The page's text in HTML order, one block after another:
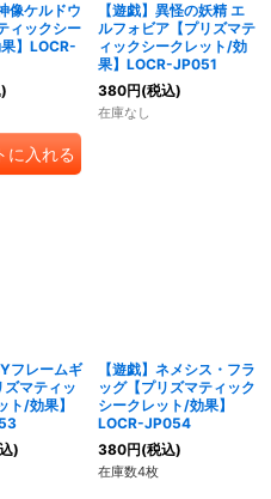
像ケルドウ
ィックシー
】LOCR-
に入れる
【遊戯】異怪の妖精 エ
ルフォビア【プリズマテ
ィックシークレット/効
果】LOCR-JP051
380円(税込)
在庫なし
フレームギ
マティッ
ト/効果】
)
【遊戯】ネメシス・フラ
ッグ【プリズマティック
シークレット/効果】
LOCR-JP054
380円(税込)
在庫数4枚